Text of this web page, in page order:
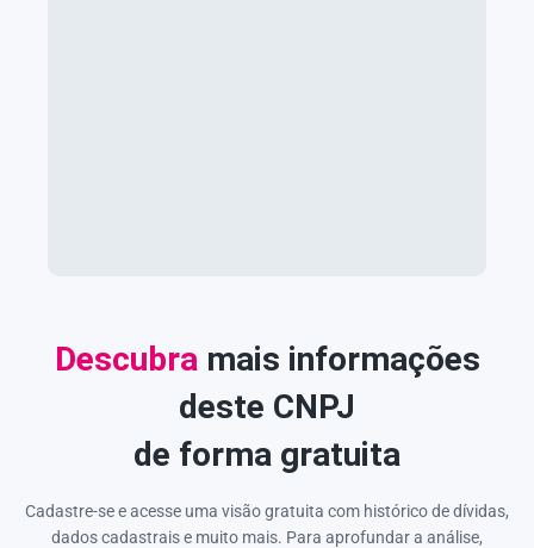
Descubramais informações
deste CNPJ
de forma gratuita
Cadastre-se e acesse uma visão gratuita com histórico de dívidas,
dados cadastrais e muito mais. Para aprofundar a análise,